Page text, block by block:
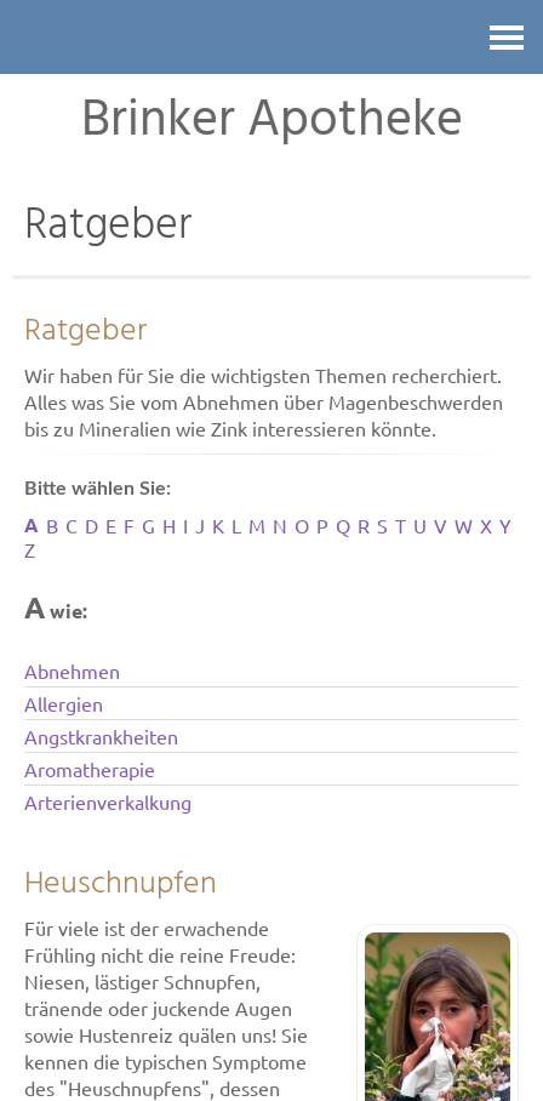
Brinker Apotheke
Ratgeber
Ratgeber
Wir haben für Sie die wichtigsten Themen recherchiert.
Alles was Sie vom Abnehmen über Magenbeschwerden
bis zu Mineralien wie Zink interessieren könnte.
Bitte wählen Sie:
A B C D E F G H I J K L M N O P Q R S T U V W X Y
Z
Awie:
Abnehmen
Allergien
Angstkrankheiten
Aromatherapie
Arterienverkalkung
Heuschnupfen
Für viele ist der erwachende
Frühling nicht die reine Freude:
Niesen, lästiger Schnupfen,
tränende oder juckende Augen
sowie Hustenreiz quälen uns! Sie
kennen die typischen Symptome
des "Heuschnupfens", dessen